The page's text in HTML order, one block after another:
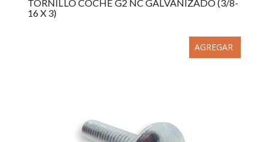
TORNILLO COCHE G2 NC GALVANIZADO (3/8-
16 X 3)
AGREGAR